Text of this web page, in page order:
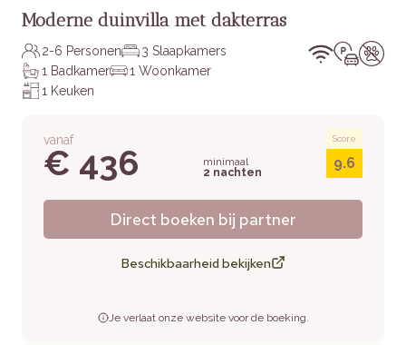
Moderne duinvilla met dakterras
2-6 Personen
3 Slaapkamers
1 Badkamer
1 Woonkamer
1 Keuken
vanaf
€ 436
minimaal
2 nachten
Score
9.6
Direct boeken bij partner
Beschikbaarheid bekijken
Je verlaat onze website voor de boeking.